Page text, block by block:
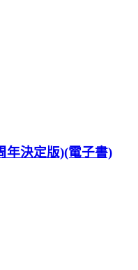
年決定版)(電子書)